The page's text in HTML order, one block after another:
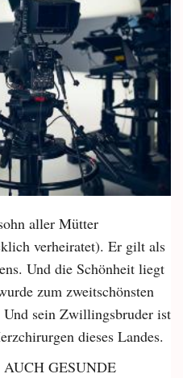
aller Mütter
verheiratet). Er gilt als
Und die Schönheit liegt
zum zweitschönsten
sein Zwillingsbruder ist
dieses Landes.
GESUNDE